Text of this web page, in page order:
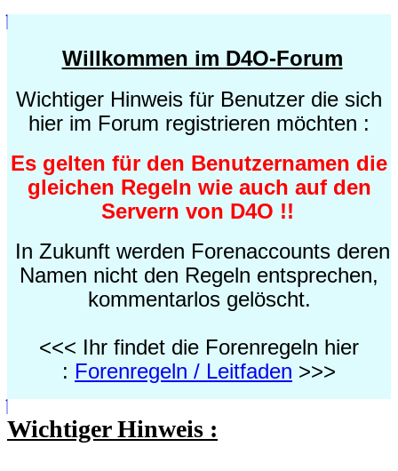
Willkommen im D4O-Forum
Wichtiger Hinweis für Benutzer die sich
hier im Forum registrieren möchten :
Es gelten für den Benutzernamen die
gleichen Regeln wie auch auf den
Servern von D4O !!
In Zukunft werden Forenaccounts deren
Namen nicht den Regeln entsprechen,
kommentarlos gelöscht.
<<< Ihr findet die Forenregeln hier
: Forenregeln / Leitfaden >>>
Wichtiger Hinweis :